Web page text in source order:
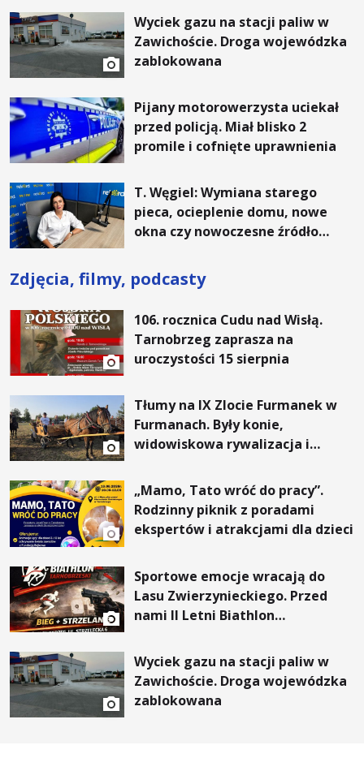
Wyciek gazu na stacji paliw w
Zawichoście. Droga wojewódzka
zablokowana
Pijany motorowerzysta uciekał
przed policją. Miał blisko 2
promile i cofnięte uprawnienia
T. Węgiel: Wymiana starego
pieca, ocieplenie domu, nowe
okna czy nowoczesne źródło
rachunki za energię, lepszy
komfort życia i... czystsze
Zdjęcia, filmy, podcasty
106. rocznica Cudu nad Wisłą.
Tarnobrzeg zaprasza na
uroczystości 15 sierpnia
Tłumy na IX Zlocie Furmanek w
Furmanach. Były konie,
widowiskowa rywalizacja i
„Mamo, Tato wróć do pracy”.
Rodzinny piknik z poradami
ekspertów i atrakcjami dla dzieci
Sportowe emocje wracają do
Lasu Zwierzynieckiego. Przed
nami II Letni Biathlon
Wyciek gazu na stacji paliw w
Zawichoście. Droga wojewódzka
zablokowana